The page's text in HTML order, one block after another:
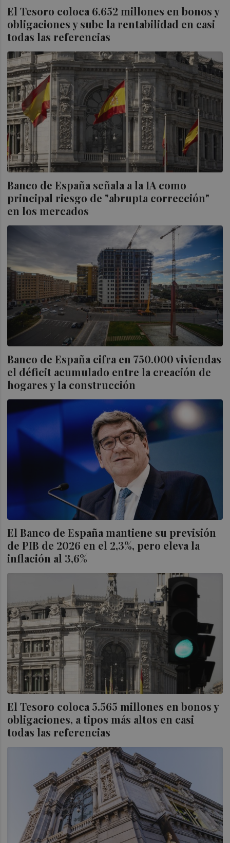
El Tesoro coloca 6.652 millones en bonos y
obligaciones y sube la rentabilidad en casi
todas las referencias
Banco de España señala a la IA como
principal riesgo de "abrupta corrección"
en los mercados
Banco de España cifra en 750.000 viviendas
el déficit acumulado entre la creación de
hogares y la construcción
El Banco de España mantiene su previsión
de PIB de 2026 en el 2,3%, pero eleva la
inflación al 3,6%
El Tesoro coloca 5.565 millones en bonos y
obligaciones, a tipos más altos en casi
todas las referencias